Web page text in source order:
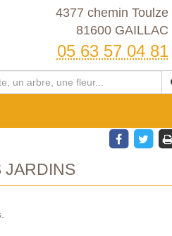
4377 chemin Toulze
81600 GAILLAC
05 63 57 04 81
JARDINS